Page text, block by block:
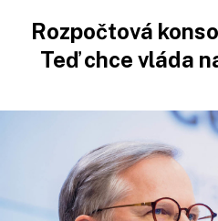
Rozpočtová
Teď chce vláda